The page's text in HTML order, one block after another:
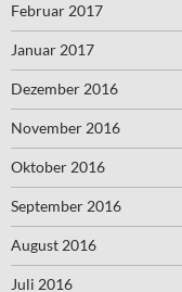
Februar 2017
Januar 2017
Dezember 2016
November 2016
Oktober 2016
September 2016
August 2016
Juli 2016